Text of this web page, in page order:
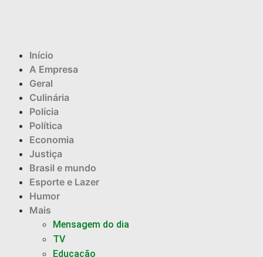
Início
A Empresa
Geral
Culinária
Polícia
Política
Economia
Justiça
Brasil e mundo
Esporte e Lazer
Humor
Mais
Mensagem do dia
TV
Educação